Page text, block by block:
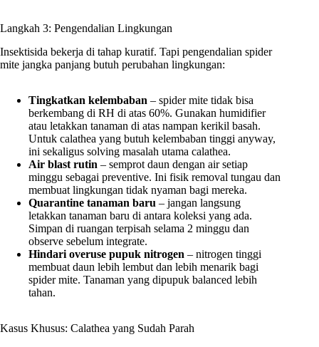
Langkah 3: Pengendalian Lingkungan
Insektisida bekerja di tahap kuratif. Tapi pengendalian spider
mite jangka panjang butuh perubahan lingkungan:
Tingkatkan kelembaban – spider mite tidak bisa
berkembang di RH di atas 60%. Gunakan humidifier
atau letakkan tanaman di atas nampan kerikil basah.
Untuk calathea yang butuh kelembaban tinggi anyway,
ini sekaligus solving masalah utama calathea.
Air blast rutin – semprot daun dengan air setiap
minggu sebagai preventive. Ini fisik removal tungau dan
membuat lingkungan tidak nyaman bagi mereka.
Quarantine tanaman baru – jangan langsung
letakkan tanaman baru di antara koleksi yang ada.
Simpan di ruangan terpisah selama 2 minggu dan
observe sebelum integrate.
Hindari overuse pupuk nitrogen – nitrogen tinggi
membuat daun lebih lembut dan lebih menarik bagi
spider mite. Tanaman yang dipupuk balanced lebih
tahan.
Kasus Khusus: Calathea yang Sudah Parah